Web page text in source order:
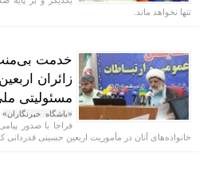
تنها نخواهد ماند.
خدمت بی‌منت
زائران
مسئولیتی
«باشگاه خبرنگاران»
فراجا با صدور
خانواده‌های آنان در مأموریت اربعین حسینی قدردانی